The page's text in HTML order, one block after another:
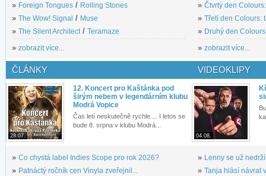
» Foreign Tongues / Rolling Stones
» The Wow! Signal / Muse
» The Silent Architect / Teramaze
» zobrazit více...
» Čtvrtý den
» Třetí den Colours:
» Druhý den
» zobrazit více...
ČLÁNKY
28.07.
12. Koncert pro Kaštánka pod
širým nebem v legendárním klubu
Modrá Vopice
Čas letí neskutečně rychle.... I letos se
bude 8. srpna v klubu Modrá...
» Co chystá label Indies Scope pro rok 2026?
» Patnáctý ročník cen Vinyla zveřejnil...
VIDEOKLIPY
04.08.
» Lenny se už
» Tanja hlásí návrat